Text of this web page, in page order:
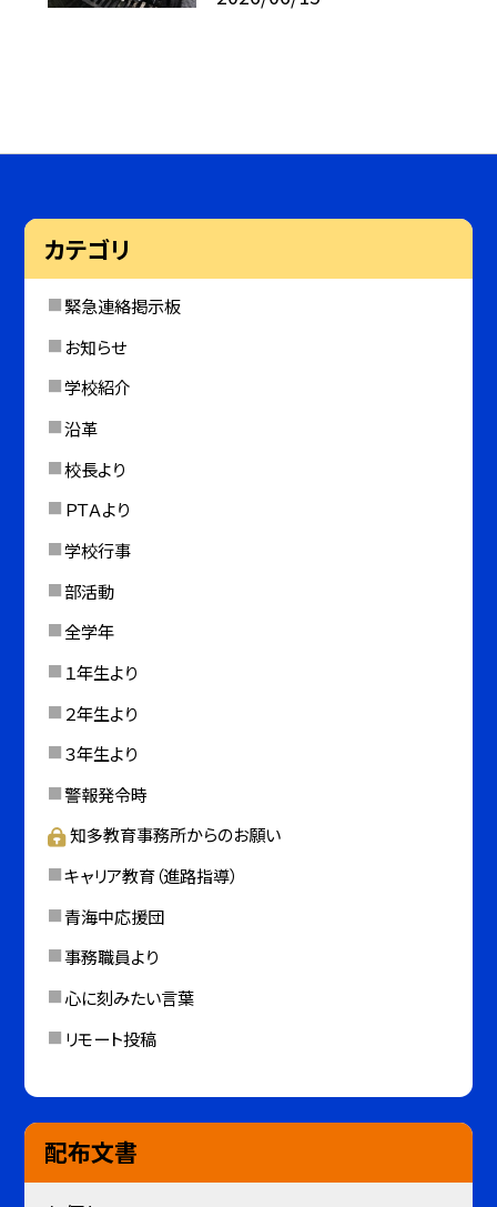
カテゴリ
緊急連絡掲示板
お知らせ
学校紹介
沿革
校長より
ＰＴＡより
学校行事
部活動
全学年
１年生より
２年生より
３年生より
警報発令時
知多教育事務所からのお願い
キャリア教育（進路指導）
青海中応援団
事務職員より
心に刻みたい言葉
リモート投稿
配布文書